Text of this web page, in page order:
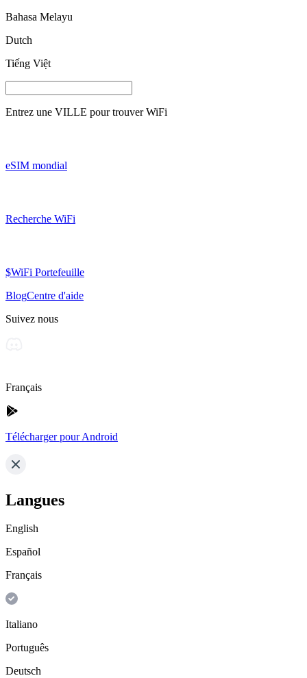
Bahasa Melayu
Dutch
Tiếng Việt
Entrez une VILLE pour trouver WiFi
eSIM mondial
Recherche WiFi
$WiFi Portefeuille
BlogCentre d'aide
Suivez nous
Français
Télécharger pour Android
Langues
English
Español
Français
Italiano
Português
Deutsch